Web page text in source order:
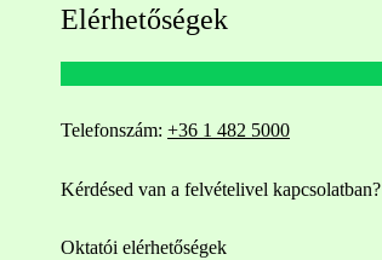
Elérhetőségek
Telefonszám: +36 1 482 5000
Kérdésed van a felvételivel kapcsolatban?
Oktatói elérhetőségek